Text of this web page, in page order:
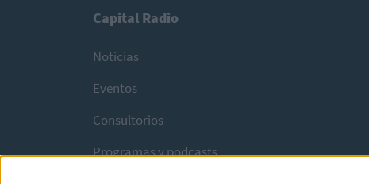
Capital Radio
Noticias
Eventos
Consultorios
Programas y podcasts